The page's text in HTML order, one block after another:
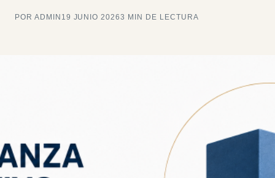
POR ADMIN 19 JUNIO 20263 MIN DE LECTURA